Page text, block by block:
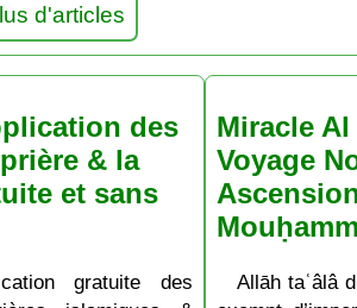
d'articles
des
& la
et sans
gratuite des
Miracle Al
Voyage
Allāh taʿâlâ